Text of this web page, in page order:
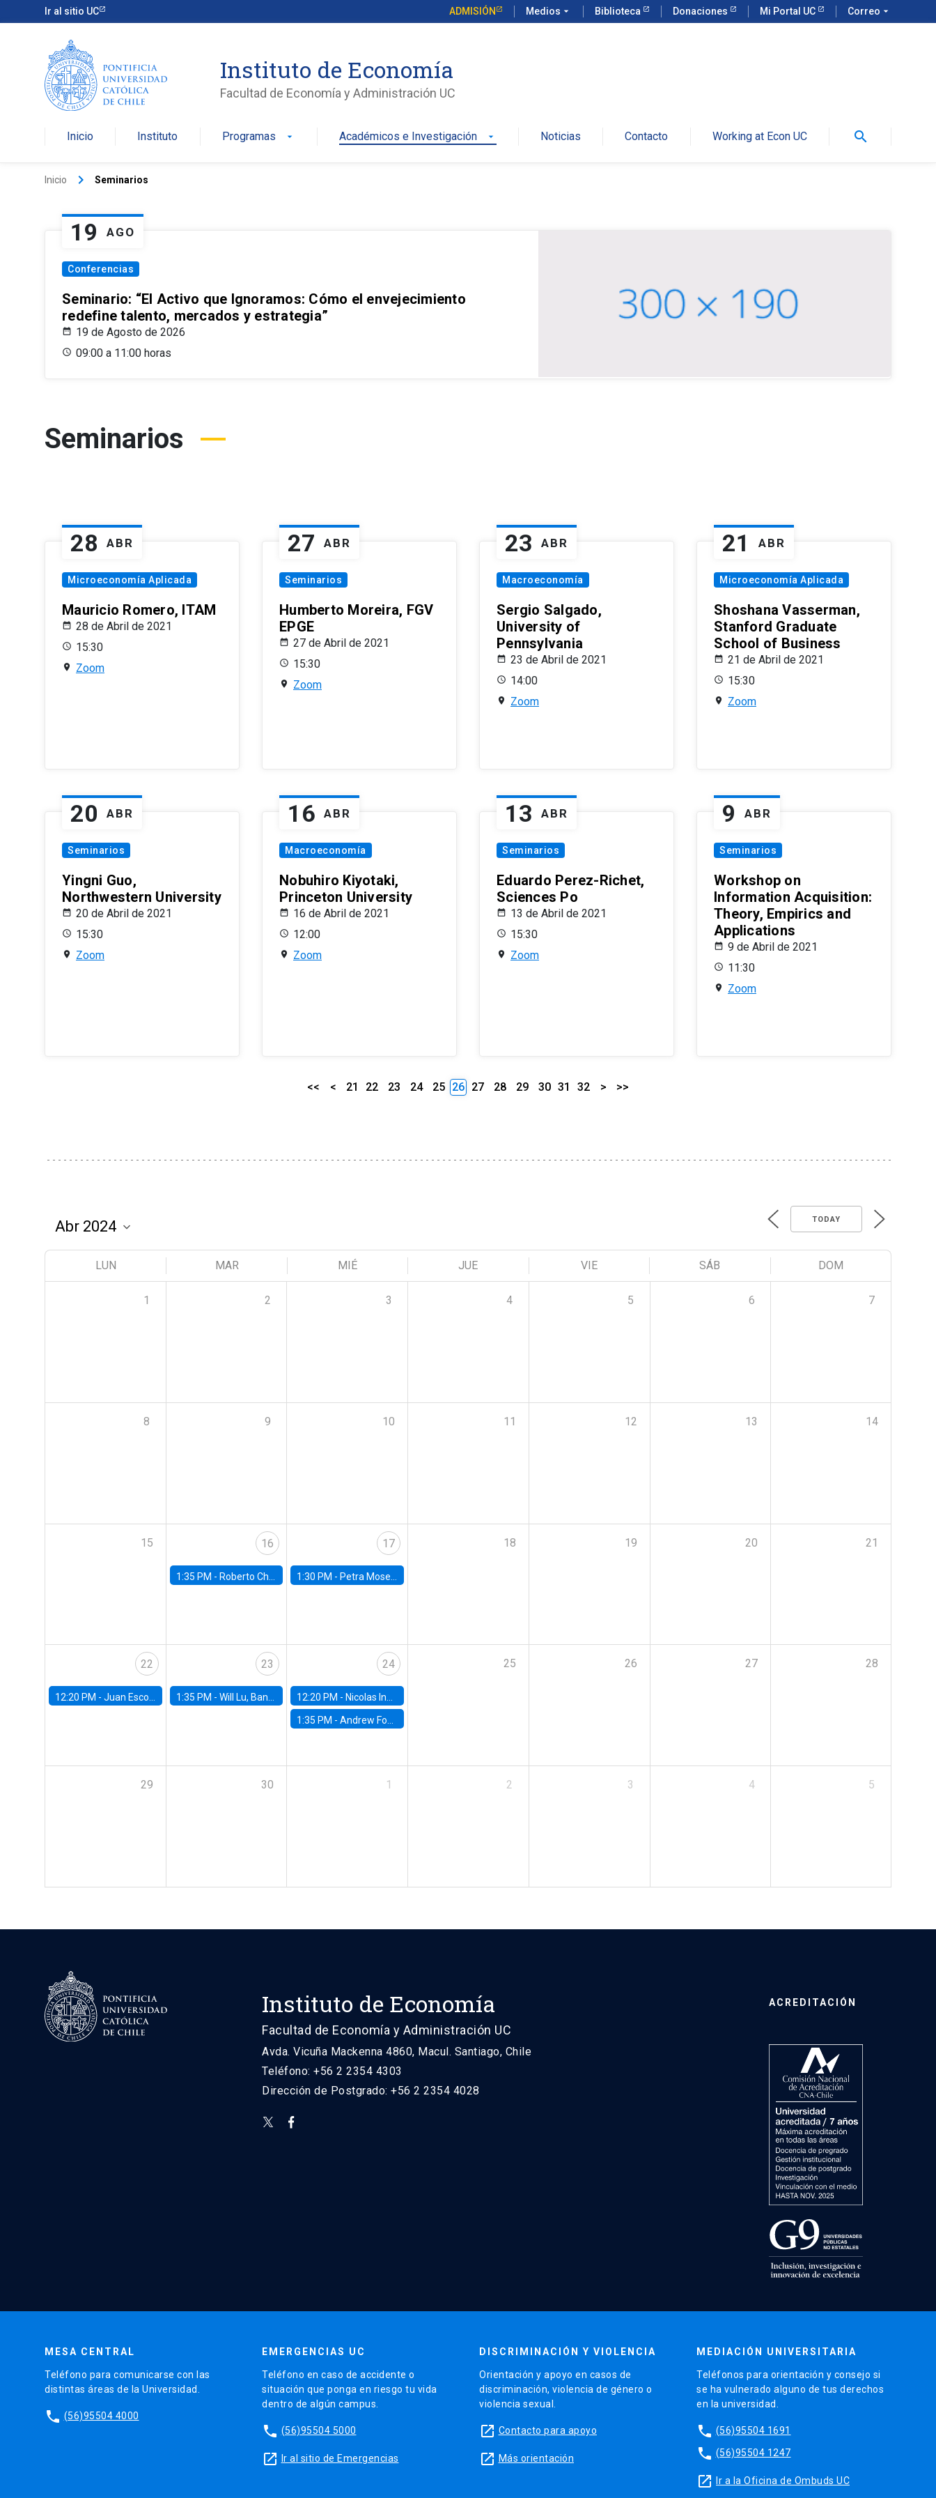
Ir al sitio UC ADMISIÓN Medios arrow_drop_down Biblioteca Donaciones Mi Portal UC Correo arrow_drop_down
Instituto de Economía
Facultad de Economía y Administración UC
Inicio Instituto Programas arrow_drop_down Académicos e Investigación arrow_drop_down Noticias Contacto Working at Econ UC search
Inicio keyboard_arrow_right Seminarios
19 AGO
Conferencias
Seminario: “El Activo que Ignoramos: Cómo el envejecimiento
redefine talento, mercados y estrategia”
19 de Agosto de 2026
09:00 a 11:00 horas
Seminarios
28 ABR
Microeconomía Aplicada
Mauricio Romero, ITAM
28 de Abril de 2021
15:30
Zoom
27 ABR
Seminarios
Humberto Moreira, FGV
EPGE
27 de Abril de 2021
15:30
Zoom
23 ABR
Macroeconomía
Sergio Salgado,
University of
Pennsylvania
23 de Abril de 2021
14:00
Zoom
21 ABR
Microeconomía Aplicada
Shoshana Vasserman,
Stanford Graduate
School of Business
21 de Abril de 2021
15:30
Zoom
20 ABR
Seminarios
Yingni Guo,
Northwestern University
20 de Abril de 2021
15:30
Zoom
16 ABR
Macroeconomía
Nobuhiro Kiyotaki,
Princeton University
16 de Abril de 2021
12:00
Zoom
13 ABR
Seminarios
Eduardo Perez-Richet,
Sciences Po
13 de Abril de 2021
15:30
Zoom
9 ABR
Seminarios
Workshop on
Information Acquisition:
Theory, Empirics and
Applications
9 de Abril de 2021
11:30
Zoom
<< < 21 22 23 24 25 26 27 28 29 30 31 32 > >>
TODAY
LUN MAR MIÉ JUE VIE SÁB DOM
1 2 3 4 5 6 7
8 9 10 11 12 13 14
15 16
1:35 PM - Roberto Chang, Rutgers University
17
1:30 PM - Petra Moser, NYU Stern
18 19 20 21
22
12:20 PM - Juan Escobar, Universidad de Chile
23
1:35 PM - Will Lu, Banco Central de Chile
24
12:20 PM - Nicolas Inostroza, Rotman School of Management, University of Toronto
1:35 PM -Andrew Foster, Brown University
25 26 27 28
29 30 1 2 3 4 5
Instituto de Economía
Facultad de Economía y Administración UC
Avda. Vicuña Mackenna 4860, Macul. Santiago, Chile
Teléfono: +56 2 2354 4303
Dirección de Postgrado: +56 2 2354 4028
ACREDITACIÓN
MESA CENTRAL
Teléfono para comunicarse con las
distintas áreas de la Universidad.
phone (56)95504 4000
EMERGENCIAS UC
Teléfono en caso de accidente o
situación que ponga en riesgo tu vida
dentro de algún campus.
phone (56)95504 5000
launch Ir al sitio de Emergencias
DISCRIMINACIÓN Y VIOLENCIA
Orientación y apoyo en casos de
discriminación, violencia de género o
violencia sexual.
launch Contacto para apoyo
launch Más orientación
MEDIACIÓN UNIVERSITARIA
Teléfonos para orientación y consejo si
se ha vulnerado alguno de tus derechos
en la universidad.
phone (56)95504 1691
phone (56)95504 1247
launch Ir a la Oficina de Ombuds UC